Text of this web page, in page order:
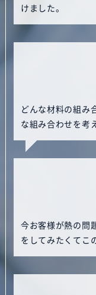
けました。
どんな材料の組み
な組み合わせを考
今お客様が熱の問
をしてみたくてこ